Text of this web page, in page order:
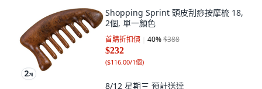
Shopping Sprint 頭皮刮痧按摩梳 18,
2個, 單一顏色
首購折扣價 40%$388
$232
($116.00/1個)
8/12 星期三 預計送達